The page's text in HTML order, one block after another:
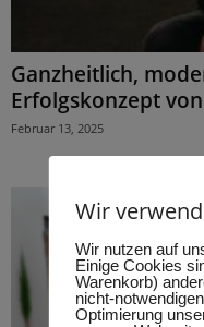
Ganzheitlich,
Erfolgskonzept
Februar 13, 2025
Wir
Wir nutzen auf
Einige Cookies
Warenkorb)
nicht-
Optimierung